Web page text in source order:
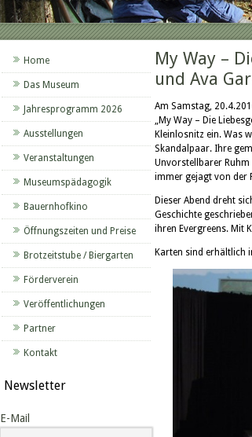
Home
Das Museum
Jahresprogramm 2026
Ausstellungen
Veranstaltungen
Museumspädagogik
Bauernhofkino
Öffnungszeiten und Preise
Brotzeitstube / Biergarten
Förderverein
Veröffentlichungen
Partner
Kontakt
Newsletter
E-Mail
My Way –
und Ava
Am Samstag,
„My Way – Die
Kleinlosnitz ein. Was
Skandalpaar. Ihre
Unvorstellbarer Ruhm
immer gejagt von der
Dieser Abend dreht
Geschichte
ihren Evergreens. Mit
Karten sind erhältlich